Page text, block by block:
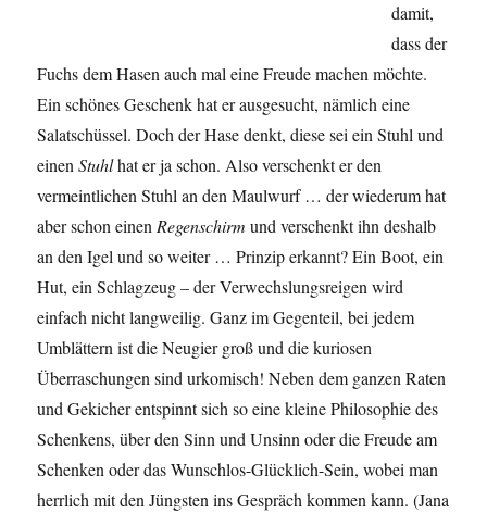
damit,
dass der
Fuchs dem Hasen auch mal eine Freude machen möchte.
Ein schönes Geschenk hat er ausgesucht, nämlich eine
Salatschüssel. Doch der Hase denkt, diese sei ein Stuhl und
einenStuhlhat er ja schon. Also verschenkt er den
vermeintlichen Stuhl an den Maulwurf … der wiederum hat
aber schon einenRegenschirm und verschenkt ihn deshalb
an den Igel und so weiter … Prinzip erkannt? Ein Boot, ein
Hut, ein Schlagzeug – der Verwechslungsreigen wird
einfach nicht langweilig. Ganz im Gegenteil, bei jedem
Umblättern ist die Neugier groß und die kuriosen
Überraschungen sind urkomisch! Neben dem ganzen Raten
und Gekicher entspinnt sich so eine kleine Philosophie des
Schenkens, über den Sinn und Unsinn oder die Freude am
Schenken oder das Wunschlos-Glücklich-Sein, wobei man
herrlich mit den Jüngsten ins Gespräch kommen kann. (Jana